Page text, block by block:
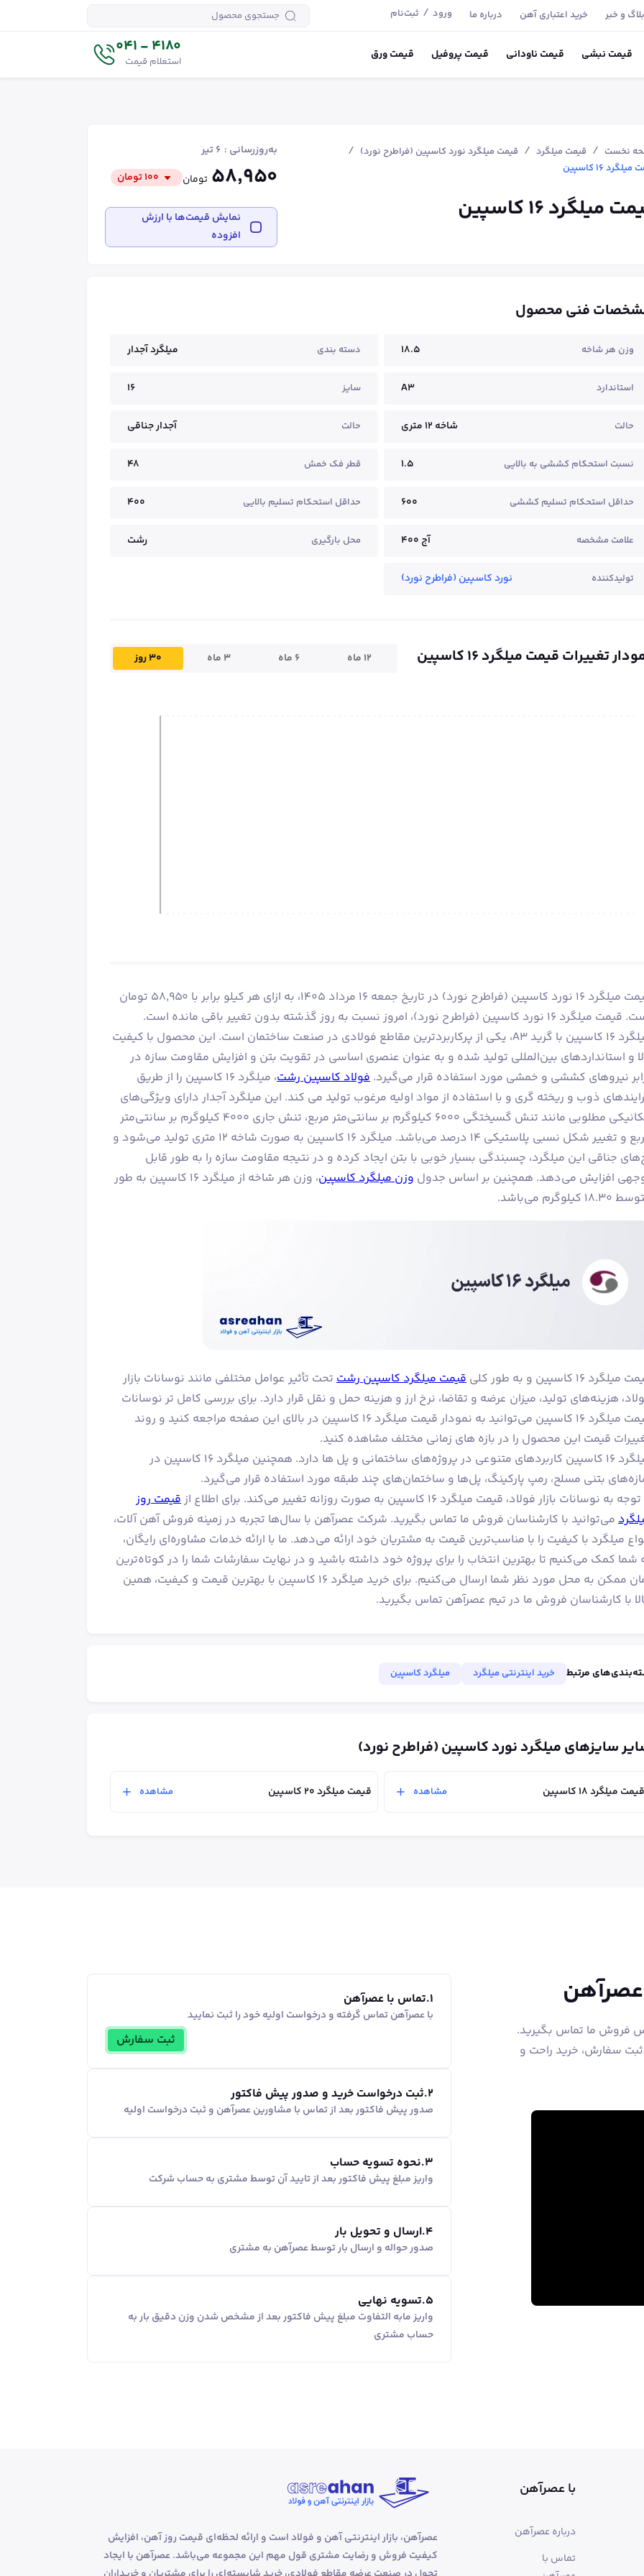
بلاگ و خبر خرید اعتباری آهن درباره ما ورود / ثبت‌نام
قیمت نبشی قیمت ناودانی قیمت پروفیل قیمتورق 4180 - 041
استعلام قیمت
نخست / قیمت میلگرد / قیمت میلگرد نورد کاسپین (فراطرح نورد) /
۱۶ کاسپین
میلگرد ۱۶ کاسپین
به‌روزرسانی : ۶ تیر
۵۸٬۹۵۰ تومان ۱۰۰تومان
نمایش قیمت‌ها با ارزش
افزوده
فنی محصول
وزن هر شاخه 18.5 دسته بندی میلگرد آجدار
استاندارد A3 سایز 16
حالت شاخه ۱۲ متری حالت آجدار جناقی
نسبت استحکام کششی به بالایی 1.5 قطر فک خمش 48
حداقل استحکام تسلیم کششی 600 حداقل استحکام تسلیم بالایی 400
علامت مشخصه آج ۴۰۰ محل بارگیری رشت
تولیدکننده نورد کاسپین (فراطرح نورد)
تغییرات قیمت میلگرد ۱۶ کاسپین ۱۲ ماه ۶ ماه ۳ ماه ۳۰ روز
قیمت میلگرد 16 نورد کاسپین (فراطرح نورد) در تاریخ جمعه ۱۶ مرداد ۱۴۰۵، به ازای هر کیلو برابر با ۵۸٬۹۵۰ تومان
16 نورد کاسپین (فراطرح نورد)، امروز نسبت به روز گذشته بدون تغییر باقی مانده است.
میلگرد ۱۶ کاسپین با گرید A3، یکی از پرکاربردترین مقاطع فولادی در صنعت ساختمان است. این محصول با کیفیت
و استانداردهای بین‌المللی تولید شده و به عنوان عنصری اساسی در تقویت بتن و افزایش مقاومت سازه در
نیروهای کششی و خمشی مورد استفاده قرار می‌گیرد. فولاد کاسپین رشت
، میلگرد ۱۶ کاسپین را از طریق
ذوب و ریخته گری و با استفاده از مواد اولیه مرغوب تولید می کند. این میلگرد آجدار دارای ویژگی‌های
مکانیکی مطلوبی مانند تنش گسیختگی ۶۰۰۰ کیلوگرم بر سانتی‌متر مربع، تنش جاری ۴۰۰۰ کیلوگرم بر سانتی‌متر
مربع و تغییر شکل نسبی پلاستیکی ۱۴ درصد می‌باشد. میلگرد ۱۶ کاسپین به صورت شاخه ۱۲ متری تولید می‌شود و
جناقی این میلگرد، چسبندگی بسیار خوبی با بتن ایجاد کرده و در نتیجه مقاومت سازه را به طور قابل
افزایش می‌دهد. همچنین بر اساس جدول وزن میلگرد کاسپین
، وزن هر شاخه از میلگرد ۱۶ کاسپین به طور
کیلوگرم می‌باشد.
۱۶ کاسپین و به طور کلی قیمت میلگرد کاسپین رشت تحت تأثیر عوامل مختلفی مانند نوسانات بازار
هزینه‌های تولید، میزان عرضه و تقاضا، نرخ ارز و هزینه حمل و نقل قرار دارد. برای بررسی کامل تر نوسانات
قیمت میلگرد ۱۶ کاسپین می‌توانید به نمودار قیمت میلگرد ۱۶ کاسپین در بالای این صفحه مراجعه کنید و روند
قیمت این محصول را در بازه های زمانی مختلف مشاهده کنید.
میلگرد ۱۶ کاسپین کاربردهای متنوعی در پروژه‌های ساختمانی و پل ها دارد. همچنین میلگرد ۱۶ کاسپین در
بتنی مسلح، رمپ پارکینگ، پل‌ها و ساختمان‌های چند طبقه مورد استفاده قرار می‌گیرد.
به نوسانات بازار فولاد، قیمت میلگرد ۱۶ کاسپین به صورت روزانه تغییر می‌کند. برای اطلاع از
قیمت روز
می‌توانید با کارشناسان فروش ما تماس بگیرید. شرکت عصرآهن با سال‌ها تجربه در زمینه فروش آهن آلات،
میلگرد با کیفیت را با مناسب‌ترین قیمت به مشتریان خود ارائه می‌دهد. ما با ارائه خدمات مشاوره‌ای رایگان،
شما کمک می‌کنیم تا بهترین انتخاب را برای پروژه خود داشته باشید و در نهایت سفارشات شما را در کوتاه‌ترین
زمان ممکن به محل مورد نظر شما ارسال می‌کنیم. برای خرید میلگرد ۱۶ کاسپین با بهترین قیمت و کیفیت، همین
با کارشناسان فروش ما در تیم عصرآهن تماس بگیرید.
مرتبط خرید اینترنتی میلگرد میلگرد کاسپین
سایزهای میلگرد نورد کاسپین (فراطرح نورد)
قیمت میلگرد ۱۸ کاسپین مشاهده قیمت میلگرد ۲۰ کاسپین مشاهده
فروش ما تماس بگیرید.
سفارش، خرید راحت و
1
.تماس با عصرآهن
با عصرآهن تماس گرفته و درخواست اولیه خود را ثبت نمایید
ثبت سفارش
2
.ثبت درخواست خرید و صدور پیش فاکتور
صدور پیش فاکتور بعد از تماس با مشاورین عصر‌آهن و ثبت درخواست اولیه
3
.نحوه تسویه حساب
واریز مبلغ پیش فاکتور بعد از تایید آن توسط مشتری به حساب شرکت
4
.ارسال و تحویل بار
صدور حواله و ارسال بار توسط عصرآهن به مشتری
5
.تسویه نهایی
واریز مابه التفاوت مبلغ پیش فاکتور بعد از مشخص شدن وزن دقیق بار به
حساب مشتری
با عصرآهن
درباره عصرآهن
تماس با
عصرآهن، بازار اینترنتی آهن و فولاد است و ارائه لحظه‌ای قیمت روز آهن، افزایش
کیفیت فروش و رضایت مشتری قول مهم این مجموعه می‌باشد. عصرآهن با ایجاد